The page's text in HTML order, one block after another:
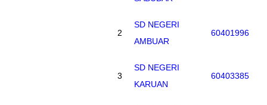
2
SD NEGERI
AMBUAR
60401996
3
SD NEGERI
KARUAN
60403385